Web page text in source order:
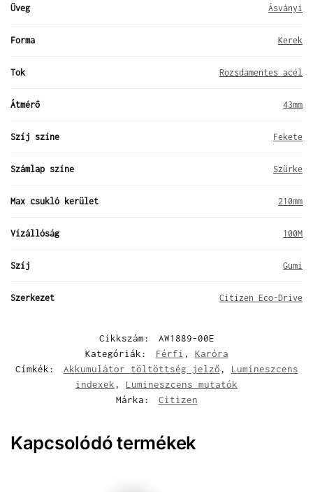
Üveg Ásványi
Forma Kerek
Tok Rozsdamentes acél
Átmérő 43mm
Szíj színe Fekete
Számlap színe Szürke
Max csukló kerület 210mm
Vízállóság 100M
Szíj Gumi
Szerkezet Citizen Eco-Drive
Cikkszám:
AW1889-00E
Kategóriák:
Férfi , Karóra
Címkék:
Akkumulátor töltöttség jelző, Lumineszcens
indexek, Lumineszcens mutatók
Márka:
Citizen
Kapcsolódó termékek